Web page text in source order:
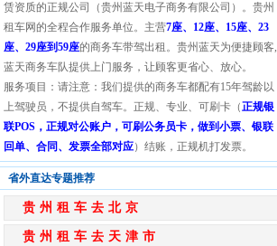
赁资质的正规公司（贵州蓝天电子商务有限公司）。贵州
租车网的全程合作服务单位。主营7座、12座、15座、23
座、29座到59座的商务车带驾出租。贵州蓝天为便捷顾客,
蓝天商务车队提供上门服务，让顾客更省心、放心。
服务项目：请注意：我们提供的商务车都配有15年驾龄以
上驾驶员，不提供自驾车。正规、专业、可刷卡（正规银
联POS，正规对公账户，可刷公务员卡，做到小票、银联
回单、合同、发票全部对应）结账，正规机打发票。
省外直达专题推荐
贵州租车去北京
贵州租车去天津市